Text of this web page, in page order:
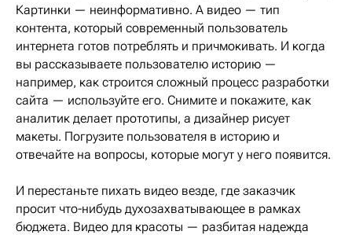
Картинки — неинформативно. А видео — тип
контента, который современный пользователь
интернета готов потреблять и причмокивать. И когда
вы рассказываете пользователю историю —
например, как строится сложный процесс разработки
сайта — используйте его. Снимите и покажите, как
аналитик делает прототипы, а дизайнер рисует
макеты. Погрузите пользователя в историю и
отвечайте на вопросы, которые могут у него появится.
И перестаньте пихать видео везде, где заказчик
просит что-нибудь духозахватывающее в рамках
бюджета. Видео для красоты — разбитая надежда